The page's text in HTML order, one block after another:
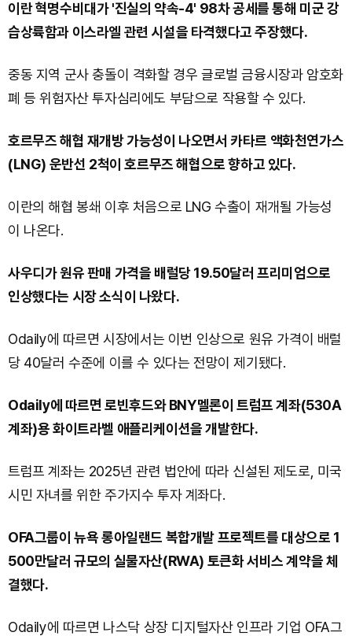
이란 혁명수비대가 '진실의 약속-4' 98차 공세를 통해 미군 강
습상륙함과 이스라엘 관련 시설을 타격했다고 주장했다.
중동 지역 군사 충돌이 격화할 경우 글로벌 금융시장과 암호화
폐 등 위험자산 투자심리에도 부담으로 작용할 수 있다.
호르무즈 해협 재개방 가능성이 나오면서 카타르 액화천연가스
(LNG) 운반선 2척이 호르무즈 해협으로 향하고 있다.
이란의 해협 봉쇄 이후 처음으로 LNG 수출이 재개될 가능성
이 나온다.
사우디가 원유 판매 가격을 배럴당 19.50달러 프리미엄으로
인상했다는 시장 소식이 나왔다.
Odaily에 따르면 시장에서는 이번 인상으로 원유 가격이 배럴
당 40달러 수준에 이를 수 있다는 전망이 제기됐다.
Odaily에 따르면 로빈후드와 BNY멜론이 트럼프 계좌(530A
계좌)용 화이트라벨 애플리케이션을 개발한다.
트럼프 계좌는 2025년 관련 법안에 따라 신설된 제도로, 미국
시민 자녀를 위한 주가지수 투자 계좌다.
OFA그룹이 뉴욕 롱아일랜드 복합개발 프로젝트를 대상으로 1
500만달러 규모의 실물자산(RWA) 토큰화 서비스 계약을 체
결했다.
Odaily에 따르면 나스닥 상장 디지털자산 인프라 기업 OFA그